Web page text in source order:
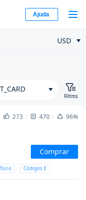
Ajuda
USD
Filtros
273 470
96%
Comprar
Códigos E